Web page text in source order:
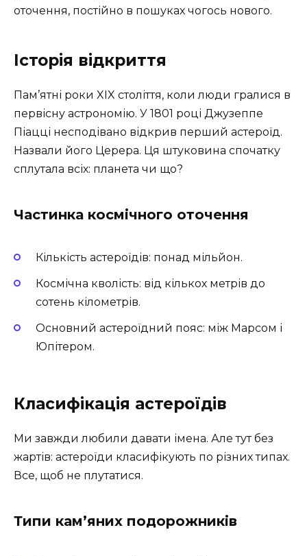
оточення, постійно в пошуках чогось нового.
Історія відкриття
Пам’ятні роки XIX століття, коли люди гралися в
первісну астрономію. У 1801 році Джузеппе
Піацці несподівано відкрив перший астероїд.
Назвали його Церера. Ця штуковина спочатку
сплутала всіх: планета чи що?
Частинка космічного оточення
Кількість астероїдів: понад мільйон.
Космічна кволість: від кількох метрів до
сотень кілометрів.
Основний астероїдний пояс: між Марсом і
Юпітером.
Класифікація астероїдів
Ми завжди любили давати імена. Але тут без
жартів: астероїди класифікують по різних типах.
Все, щоб не плутатися.
Типи кам’яних подорожників